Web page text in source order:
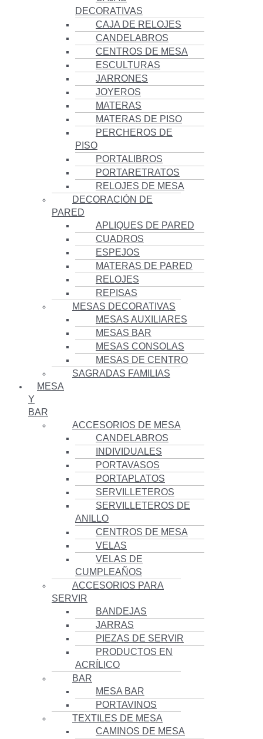
DECORATIVAS
CAJA DE RELOJES
CANDELABROS
CENTROS DE MESA
ESCULTURAS
JARRONES
JOYEROS
MATERAS
MATERAS DE PISO
PERCHEROS DE
PISO
PORTALIBROS
PORTARETRATOS
RELOJES DE MESA
DECORACIÓN DE
PARED
APLIQUES DE PARED
CUADROS
ESPEJOS
MATERAS DE PARED
RELOJES
REPISAS
MESAS DECORATIVAS
MESAS AUXILIARES
MESAS BAR
MESAS CONSOLAS
MESAS DE CENTRO
SAGRADAS FAMILIAS
MESA
Y
BAR
ACCESORIOS DE MESA
CANDELABROS
INDIVIDUALES
PORTAVASOS
PORTAPLATOS
SERVILLETEROS
SERVILLETEROS DE
ANILLO
CENTROS DE MESA
VELAS
VELAS DE
CUMPLEAÑOS
ACCESORIOS PARA
SERVIR
BANDEJAS
JARRAS
PIEZAS DE SERVIR
PRODUCTOS EN
ACRÍLICO
BAR
MESA BAR
PORTAVINOS
TEXTILES DE MESA
CAMINOS DE MESA